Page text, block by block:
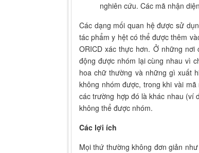
nghiên cứu. Các mã nhận
Các dạng mối quan hệ được sử
tác phẩm y hệt có thể được thêm
ORICD xác thực hơn. Ở những
động được nhóm lại cùng nhau vì
hoa chữ thường và những gì xuất
không nhóm được, trong khi vài
các trường hợp đó là khác nhau (ví
không thể được nhóm.
Các lợi ích
Mọi thứ thường không đơn giản